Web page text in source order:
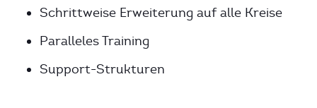
Schrittweise Erweiterung auf alle Kreise
Paralleles Training
Support-Strukturen